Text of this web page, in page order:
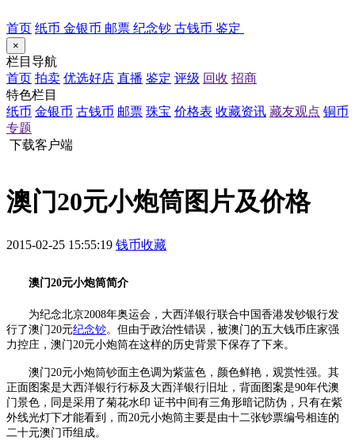
首页 纸币 金银币 邮票 纪念钞 古钱币 鉴定
×
栏目导航
首页 拍卖 优选好店 直播 鉴定 评级 回收 招商
特色栏目
纸币 金银币 古钱币 邮票 珠宝 价格表 收藏资讯 藏友观点 铜币
专题
下载客户端
澳门20元小炮筒图片及价格
2015-02-25 15:55:19 钱币收藏
澳门20元小炮筒简介
为纪念北京2008年奥运会，大西洋银行联合中国香港发钞银行发
行了澳门20元纪念钞。但由于政治性错误，被澳门的五大钱币庄家强
力控庄，澳门20元小炮筒在这样的历史背景下保存了下来。
澳门20元小炮筒钞面主色调为紫蓝色，颜色鲜艳，观赏性强。其
正面图案是大西洋银行行标及大西洋银行旧址，背面图案是90年代澳
门景色，同是采用了菊花水印 证书中间有三角形暗记防伪，只有在紫
外线光灯下才能看到，而20元小炮筒主要是由十二张钞票编号相连的
二十元澳门币组成。